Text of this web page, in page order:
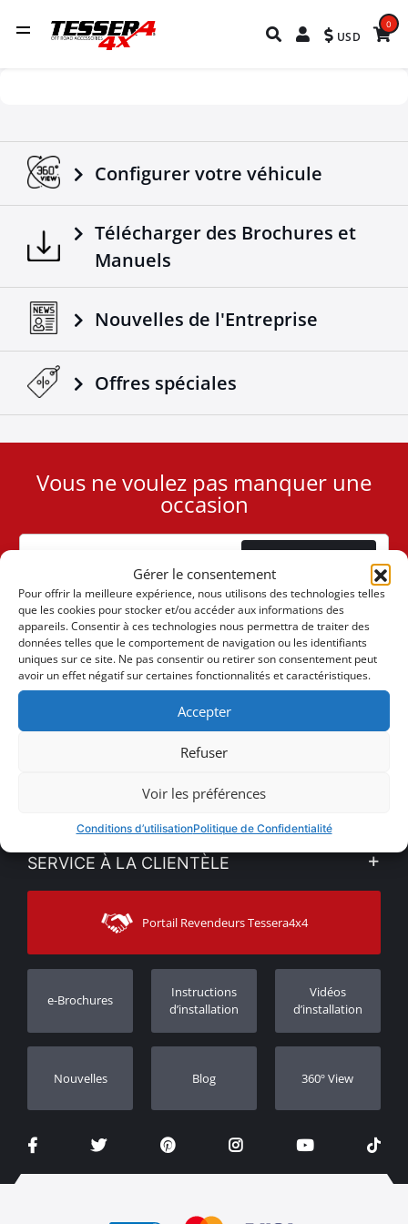
Gérer le consentement
Pour offrir la meilleure expérience, nous utilisons des technologies telles
que les cookies pour stocker et/ou accéder aux informations des
appareils. Consentir à ces technologies nous permettra de traiter des
données telles que le comportement de navigation ou les identifiants
uniques sur ce site. Ne pas consentir ou retirer son consentement peut
avoir un effet négatif sur certaines fonctionnalités et caractéristiques.
Accepter
Refuser
Voir les préférences
Conditions d’utilisationPolitique de Confidentialité
USD
0
Configurer votre véhicule
Télécharger des Brochures et
Manuels
Nouvelles de l'Entreprise
Offres spéciales
User
Cookie
Vous ne voulez pas manquer une
occasion
(+30) 6947901533
(+30) 2105542813
Politique de Confidentialité
Voir nos actualités
Sitemap
VENTES EN LIGNE
Mon compte
Moyens d’expédition
SERVICE À LA CLIENTÈLE
Contacter
Assistance aux clients
Suivi des commandes
Concessionnaires
Portail Revendeurs Tessera4x4
e-Brochures
Instructions
d’installation
Vidéos
d’installation
Nouvelles Blog 360º View